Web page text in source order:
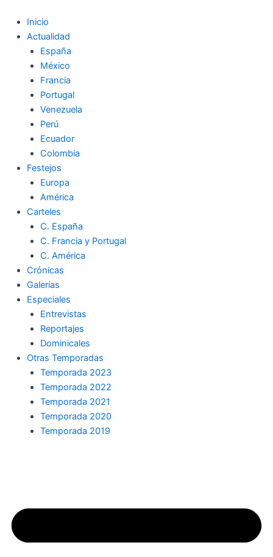
Inicio
Actualidad
España
México
Francia
Portugal
Venezuela
Perú
Ecuador
Colombia
Festejos
Europa
América
Carteles
C. España
C. Francia y Portugal
C. América
Crónicas
Galerías
Especiales
Entrevistas
Reportajes
Dominicales
Otras Temporadas
Temporada 2023
Temporada 2022
Temporada 2021
Temporada 2020
Temporada 2019